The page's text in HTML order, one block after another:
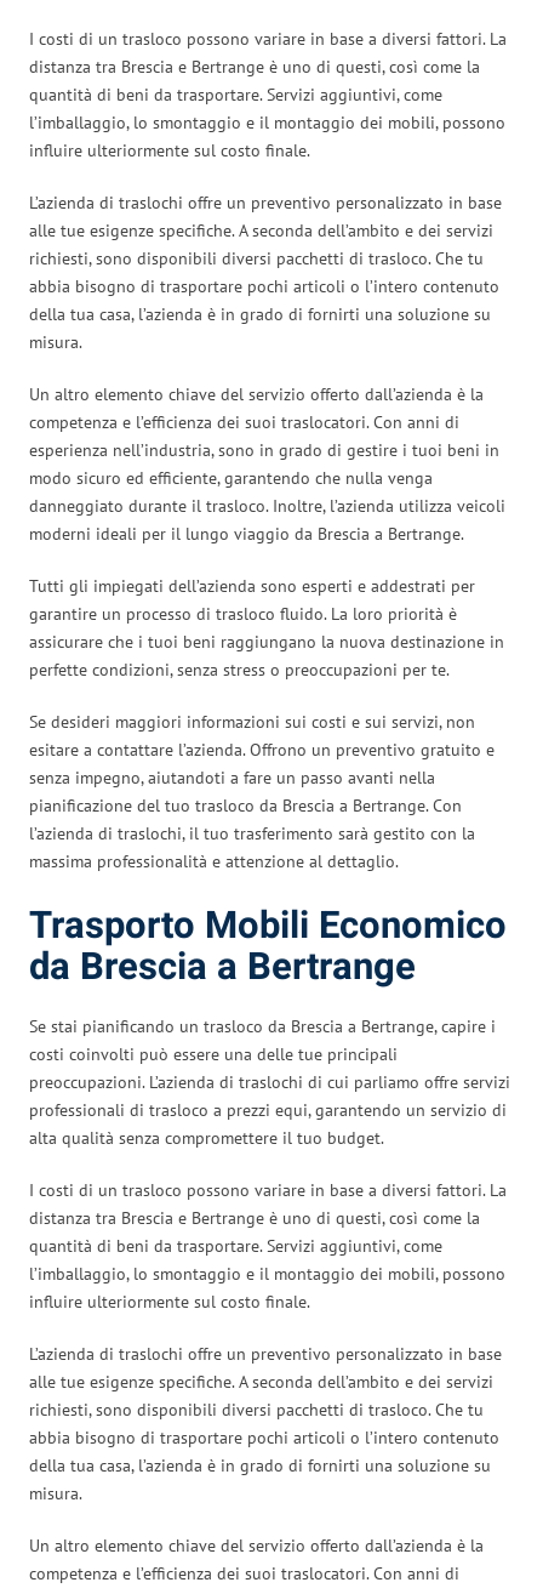
I costi di un trasloco possono variare in base a diversi fattori. La
distanza tra Brescia e Bertrange è uno di questi, così come la
quantità di beni da trasportare. Servizi aggiuntivi, come
l’imballaggio, lo smontaggio e il montaggio dei mobili, possono
influire ulteriormente sul costo finale.
L’azienda di traslochi offre un preventivo personalizzato in base
alle tue esigenze specifiche. A seconda dell’ambito e dei servizi
richiesti, sono disponibili diversi pacchetti di trasloco. Che tu
abbia bisogno di trasportare pochi articoli o l’intero contenuto
della tua casa, l’azienda è in grado di fornirti una soluzione su
misura.
Un altro elemento chiave del servizio offerto dall’azienda è la
competenza e l’efficienza dei suoi traslocatori. Con anni di
esperienza nell’industria, sono in grado di gestire i tuoi beni in
modo sicuro ed efficiente, garantendo che nulla venga
danneggiato durante il trasloco. Inoltre, l’azienda utilizza veicoli
moderni ideali per il lungo viaggio da Brescia a Bertrange.
Tutti gli impiegati dell’azienda sono esperti e addestrati per
garantire un processo di trasloco fluido. La loro priorità è
assicurare che i tuoi beni raggiungano la nuova destinazione in
perfette condizioni, senza stress o preoccupazioni per te.
Se desideri maggiori informazioni sui costi e sui servizi, non
esitare a contattare l’azienda. Offrono un preventivo gratuito e
senza impegno, aiutandoti a fare un passo avanti nella
pianificazione del tuo trasloco da Brescia a Bertrange. Con
l’azienda di traslochi, il tuo trasferimento sarà gestito con la
massima professionalità e attenzione al dettaglio.
Trasporto Mobili Economico
da Brescia a Bertrange
Se stai pianificando un trasloco da Brescia a Bertrange, capire i
costi coinvolti può essere una delle tue principali
preoccupazioni. L’azienda di traslochi di cui parliamo offre servizi
professionali di trasloco a prezzi equi, garantendo un servizio di
alta qualità senza compromettere il tuo budget.
I costi di un trasloco possono variare in base a diversi fattori. La
distanza tra Brescia e Bertrange è uno di questi, così come la
quantità di beni da trasportare. Servizi aggiuntivi, come
l’imballaggio, lo smontaggio e il montaggio dei mobili, possono
influire ulteriormente sul costo finale.
L’azienda di traslochi offre un preventivo personalizzato in base
alle tue esigenze specifiche. A seconda dell’ambito e dei servizi
richiesti, sono disponibili diversi pacchetti di trasloco. Che tu
abbia bisogno di trasportare pochi articoli o l’intero contenuto
della tua casa, l’azienda è in grado di fornirti una soluzione su
misura.
Un altro elemento chiave del servizio offerto dall’azienda è la
competenza e l’efficienza dei suoi traslocatori. Con anni di